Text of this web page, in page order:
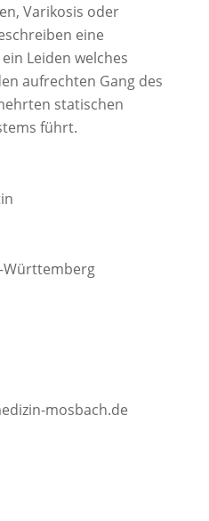
Varikosis oder
eine
Leiden welches
aufrechten Gang des
statischen
führt.
Württemberg
mosbach.de